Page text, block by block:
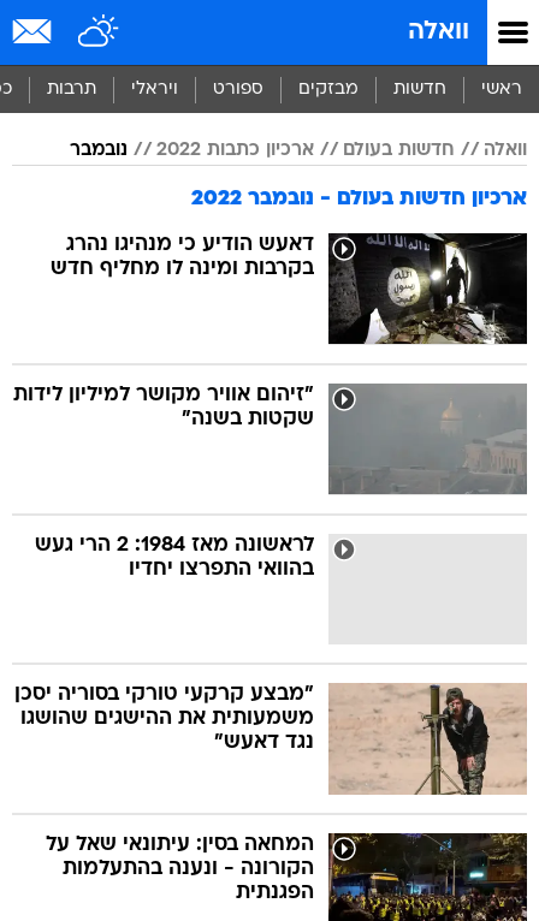
וואלה
ראשי חדשות מבזקים ספורט ויראלי תרבות
וואלה חדשות בעולם ארכיון כתבות 2022 נובמבר
ארכיון חדשות בעולם - נובמבר 2022
דאעש הודיע כי מנהיגו נהרג
בקרבות ומינה לו מחליף חדש
"זיהום אוויר מקושר למיליון לידות
שקטות בשנה"
לראשונה מאז 1984: 2 הרי געש
בהוואי התפרצו יחדיו
"מבצע קרקעי טורקי בסוריה יסכן
משמעותית את ההישגים שהושגו
נגד דאעש"
המחאה בסין: עיתונאי שאל על
הקורונה - ונענה בהתעלמות
הפגנתית